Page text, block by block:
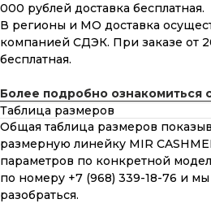
000 рублей доставка бесплатная.
В регионы и МО доставка
компанией СДЭК. При заказе от
бесплатная.
Более подробно ознакомиться
Таблица размеров
Общая таблица размеров
размерную линейку MIR
параметров по конкретной
по номеру +7 (968) 339-18-76 и
разобраться.